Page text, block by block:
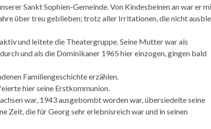
Sankt Sophien-Gemeinde. Von Kindesbeinen an war er
über treu geblieben; trotz aller Irritationen, die nicht
und leitete die Theatergruppe. Seine Mutter war als
und als die Dominikaner 1965 hier einzogen, gingen bald
Familiengeschichte erzählen.
hier seine Erstkommunion.
war, 1943 ausgebombt worden war, übersiedelte seine
Zeit, die für Georg sehr erlebnisreich war und in seinen